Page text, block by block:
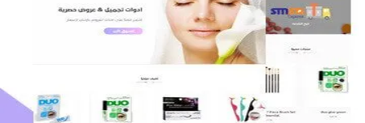
اعادة تصميم متجر فوربليزا
التفاصيل